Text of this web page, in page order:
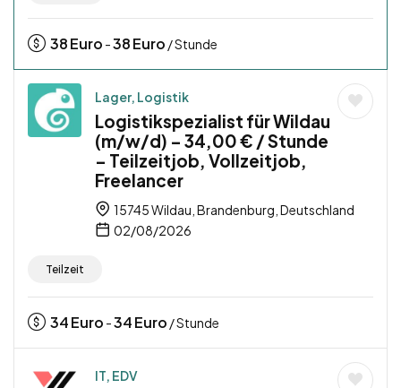
38Euro -38Euro / Stunde
Lager, Logistik
Logistikspezialist für Wildau
(m/w/d) – 34,00 € / Stunde
– Teilzeitjob, Vollzeitjob,
Freelancer
15745 Wildau, Brandenburg, Deutschland
02/08/2026
Teilzeit
34Euro -34Euro / Stunde
IT, EDV